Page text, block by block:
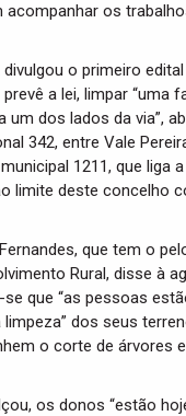
acompanhar os
o primeiro
a lei, limpar “uma
um dos lados da via”,
342, entre Vale
1211, que liga
limite deste concelho
que tem o
Rural, disse à
que “as pessoas
dos seus
o corte de árvores
os donos “estão